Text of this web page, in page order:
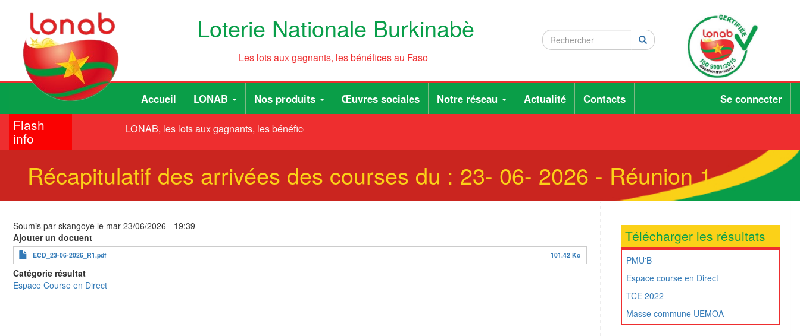
principal
Loterie Nationale Burkinabè
Les lots aux gagnants, les bénéfices au Faso Rechercher
Rechercher Rechercher
Main
navigation
Accueil LONAB Nos produits Œuvres sociales Notre réseau Actualité Contacts
User
account
menu
Se connecter
Flash
info
LONAB, les lots aux gagnants, les bénéfices au Faso
Récapitulatif des arrivées des courses du : 23- 06- 2026 - Réunion 1
Soumis par skangoye le mar 23/06/2026 - 19:39
Ajouter un docuent
ECD_23-06-2026_R1.pdf 101.42 Ko
Catégorie résultat
Espace Course en Direct
Télécharger les résultats
PMU'B
Espace course en Direct
TCE 2022
Masse commune UEMOA